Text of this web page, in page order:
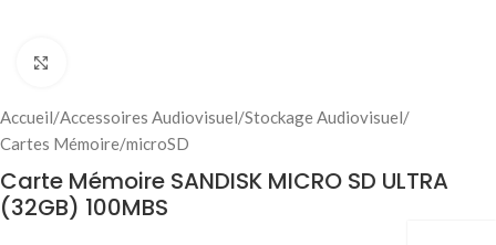
Accueil/Accessoires Audiovisuel/Stockage Audiovisuel/
Cartes Mémoire/microSD
Carte Mémoire SANDISK MICRO SD ULTRA
(32GB) 100MBS